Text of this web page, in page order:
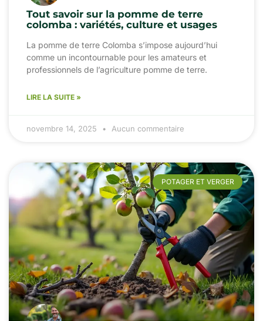
Tout savoir sur la pomme de terre
colomba : variétés, culture et usages
La pomme de terre Colomba s’impose aujourd’hui
comme un incontournable pour les amateurs et
professionnels de l’agriculture pomme de terre.
LIRE LA SUITE »
novembre 14, 2025 Aucun commentaire
POTAGER ET VERGER